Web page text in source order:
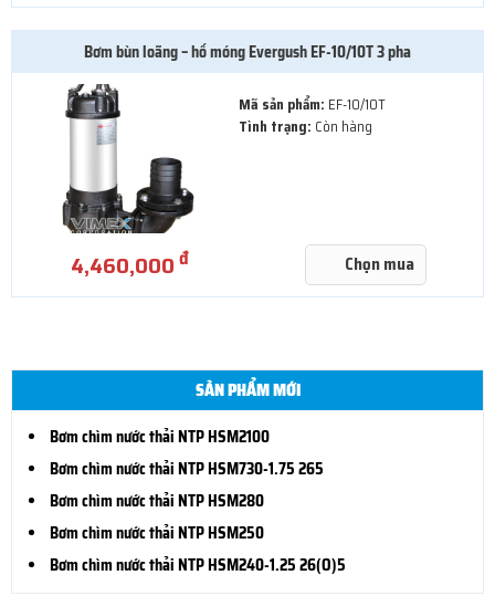
Bơm bùn loãng – hố móng Evergush EF-10/10T 3 pha
Mã sản phẩm: EF-10/10T
Tình trạng: Còn hàng
4,460,000đ Chọn mua
SẢN PHẨM MỚI
Bơm chìm nước thải NTP HSM2100
Bơm chìm nước thải NTP HSM730-1.75 265
Bơm chìm nước thải NTP HSM280
Bơm chìm nước thải NTP HSM250
Bơm chìm nước thải NTP HSM240-1.25 26(O)5